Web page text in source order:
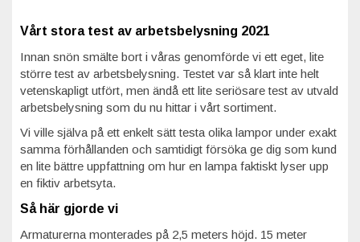
Vårt stora test av arbetsbelysning 2021
Innan snön smälte bort i våras genomförde vi ett eget, lite
större test av arbetsbelysning. Testet var så klart inte helt
vetenskapligt utfört, men ändå ett lite seriösare test av utvald
arbetsbelysning som du nu hittar i vårt sortiment.
Vi ville själva på ett enkelt sätt testa olika lampor under exakt
samma förhållanden och samtidigt försöka ge dig som kund
en lite bättre uppfattning om hur en lampa faktiskt lyser upp
en fiktiv arbetsyta.
Så här gjorde vi
Armaturerna monterades på 2,5 meters höjd. 15 meter